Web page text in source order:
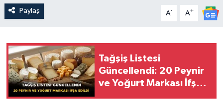
Paylaş A- A+
Tağşiş Listesi
Güncellendi: 20 Peynir
ve Yoğurt Markası İfşa